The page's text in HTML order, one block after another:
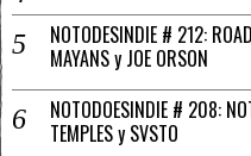
NOTODESINDIE # 212:
MAYANS y JOE ORSON
NOTODOESINDIE # 208:
TEMPLES y SVSTO